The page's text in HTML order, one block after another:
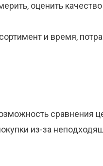
оценить
и время,
сравнения
из-за